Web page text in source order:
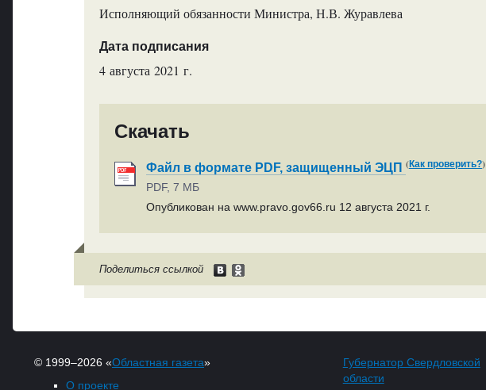
Исполняющий обязанности Министра, Н.В. Журавлева
Дата подписания
4 августа 2021 г.
Скачать
Файл в формате PDF, защищенный ЭЦП (Как проверить?)
PDF, 7 МБ
Опубликован на www.pravo.gov66.ru 12 августа 2021 г.
Поделиться ссылкой
© 1999–2026 «Областная газета»
О проекте
Губернатор Свердловской
области